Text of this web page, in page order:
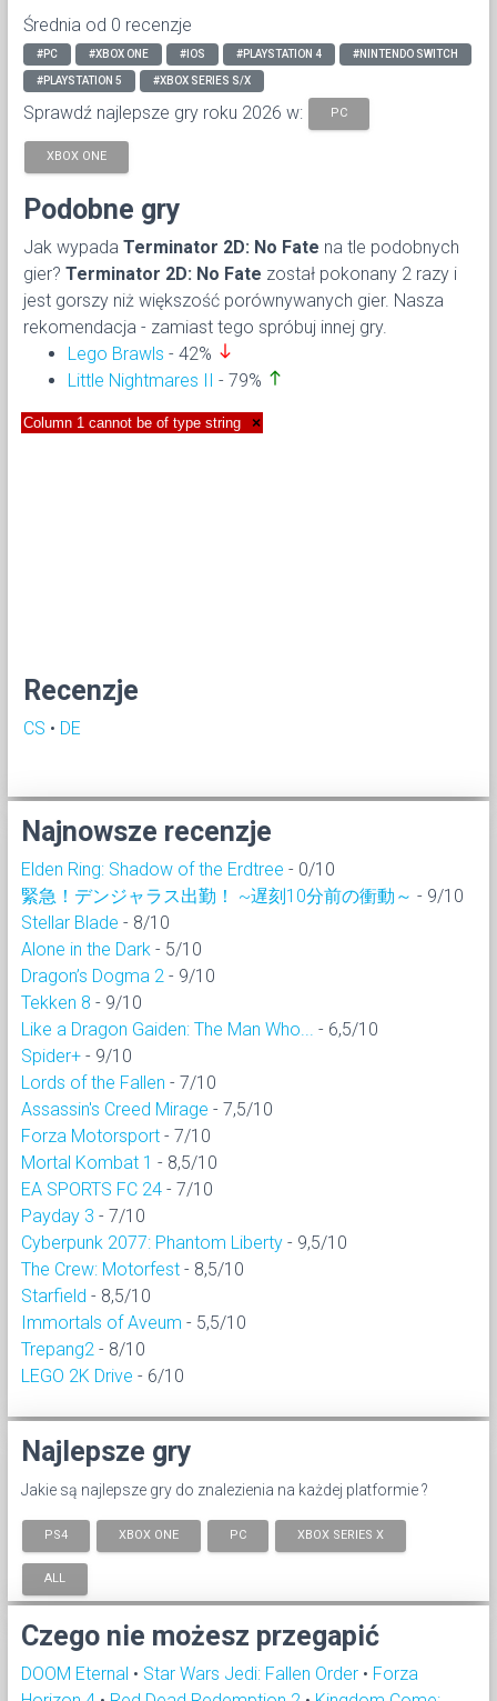
Średnia od 0 recenzje
#PC #XBOX ONE #IOS #PLAYSTATION 4 #NINTENDO SWITCH
#PLAYSTATION 5 #XBOX SERIES S/X
Sprawdź najlepsze gry roku 2026 w: PC
XBOX ONE
Podobne gry
Jak wypada Terminator 2D: No Fate na tle podobnych
gier? Terminator 2D: No Fate został pokonany 2 razy i
jest gorszy niż większość porównywanych gier. Nasza
rekomendacja - zamiast tego spróbuj innej gry.
Lego Brawls - 42% south
Little Nightmares II - 79% north
Column 1 cannot be of type string ×
Recenzje
CS • DE
Najnowsze recenzje
Elden Ring: Shadow of the Erdtree - 0/10
緊急！デンジャラス出勤！ ~遅刻10分前の衝動～ - 9/10
Stellar Blade - 8/10
Alone in the Dark - 5/10
Dragon’s Dogma 2 - 9/10
Tekken 8 - 9/10
Like a Dragon Gaiden: The Man Who...
- 6,5/10
Spider+ - 9/10
Lords of the Fallen - 7/10
Assassin's Creed Mirage - 7,5/10
Forza Motorsport - 7/10
Mortal Kombat 1 - 8,5/10
EA SPORTS FC 24 - 7/10
Payday 3 - 7/10
Cyberpunk 2077: Phantom Liberty - 9,5/10
The Crew: Motorfest - 8,5/10
Starfield - 8,5/10
Immortals of Aveum - 5,5/10
Trepang2 - 8/10
LEGO 2K Drive - 6/10
Najlepsze gry
Jakie są najlepsze gry do znalezienia na każdej platformie ?
PS4 XBOX ONE PC XBOX SERIES X
ALL
Czego nie możesz przegapić
DOOM Eternal • Star Wars Jedi: Fallen Order • Forza